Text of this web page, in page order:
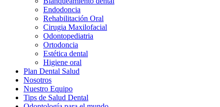
Endodoncia
Rehabilitación Oral
Cirugia Maxilofacial
Odontopediatria
Ortodoncia
Estética dental
Higiene oral
Plan Dental Salud
Nosotros
Nuestro Equipo
Tips de Salud Dental